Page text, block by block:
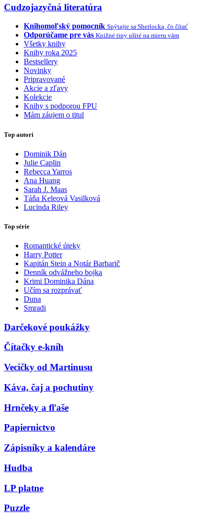
Cudzojazyčná literatúra
Knihomoľský pomocník Spýtajte sa Sherlocka, čo čítať
Odporúčame pre vás Knižné tipy ušité na mieru vám
Všetky knihy
Knihy roka 2025
Bestsellery
Novinky
Pripravované
Akcie a zľavy
Kolekcie
Knihy s podporou FPU
Mám záujem o titul
Top autori
Dominik Dán
Julie Caplin
Rebecca Yarros
Ana Huang
Sarah J. Maas
Táňa Keleová Vasilková
Lucinda Riley
Top série
Romantické úteky
Harry Potter
Kapitán Stein a Notár Barbarič
Denník odvážneho bojka
Krimi Dominika Dána
Učím sa rozprávať
Duna
Smradi
Darčekové poukážky
Čítačky e-kníh
Vecičky od Martinusu
Káva, čaj a pochutiny
Hrnčeky a fľaše
Papiernictvo
Zápisníky a kalendáre
Hudba
LP platne
Puzzle